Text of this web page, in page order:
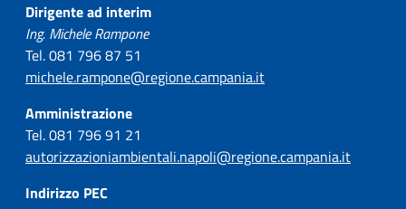
Dirigente ad interim
Ing. Michele Rampone
Tel. 081 796 87 51
michele.rampone@regione.campania.it
Amministrazione
Tel. 081 796 91 21
autorizzazioniambientali.napoli@regione.campania.it
Indirizzo PEC